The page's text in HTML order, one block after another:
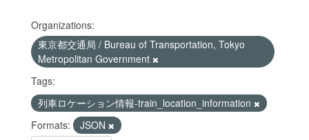
Organizations:
東京都交通局 / Bureau of Transportation, Tokyo
Metropolitan Government
Tags:
列車ロケーション情報-train_location_information
Formats:
JSON